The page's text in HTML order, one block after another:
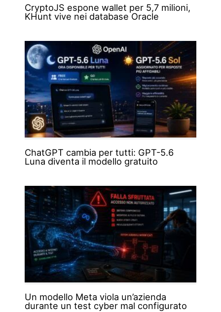
CryptoJS espone wallet per 5,7 milioni,
KHunt vive nei database Oracle
ChatGPT cambia per tutti: GPT-5.6
Luna diventa il modello gratuito
Un modello Meta viola un’azienda
durante un test cyber mal configurato